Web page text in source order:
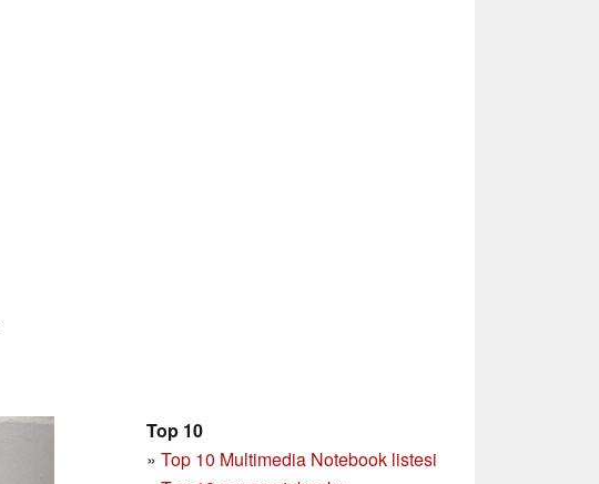
Top 10
» Top 10 Multimedia Notebook listesi